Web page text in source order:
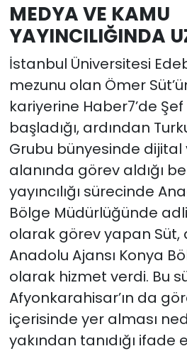
MEDYA VE KAMU
YAYINCILIĞINDA
İstanbul Üniversitesi
mezunu olan Ömer
kariyerine Haber7’de
başladığı, ardından
Grubu bünyesinde dijital
alanında görev aldığı
yayıncılığı sürecinde
Bölge Müdürlüğünde
olarak görev yapan Süt,
Anadolu Ajansı Konya
olarak hizmet verdi. Bu
Afyonkarahisar’ın da
içerisinde yer alması
yakından tanıdığı ifade